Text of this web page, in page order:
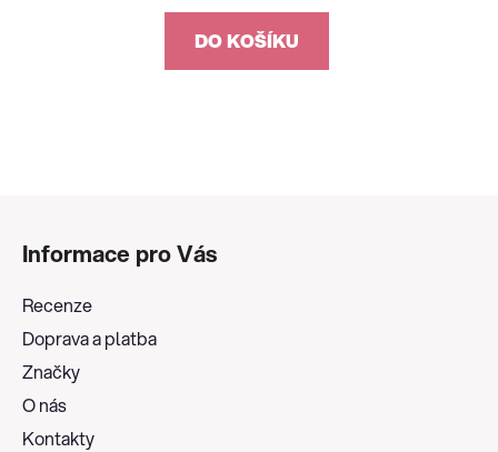
DO KOŠÍKU
Informace pro Vás
Recenze
Doprava a platba
Značky
O nás
Kontakty